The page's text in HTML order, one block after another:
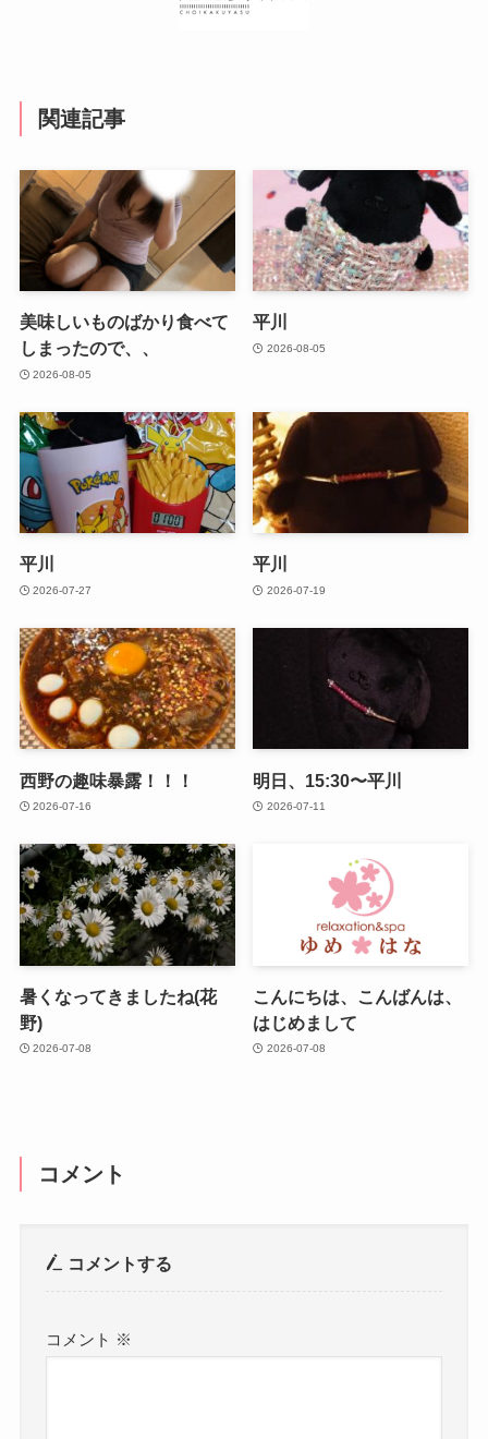
関連記事
美味しいものばかり食べて
しまったので、、
2026-08-05
平川
2026-08-05
平川
2026-07-27
平川
2026-07-19
西野の趣味暴露！！！
2026-07-16
明日、15:30〜平川
2026-07-11
暑くなってきましたね(花
野)
2026-07-08
こんにちは、こんばんは、
はじめまして
2026-07-08
コメント
コメントする
コメント ※